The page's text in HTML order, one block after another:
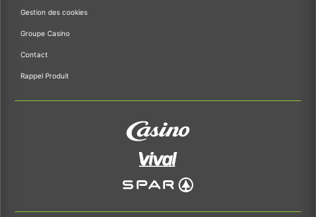
Gestion des cookies
Groupe Casino
Contact
Rappel Produit